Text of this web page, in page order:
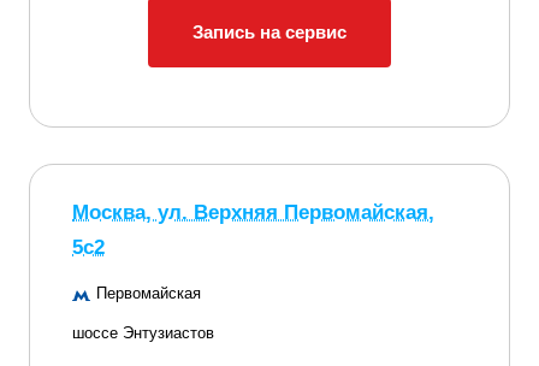
Запись на сервис
Москва, ул. Верхняя Первомайская,
5с2
Первомайская
шоссе Энтузиастов